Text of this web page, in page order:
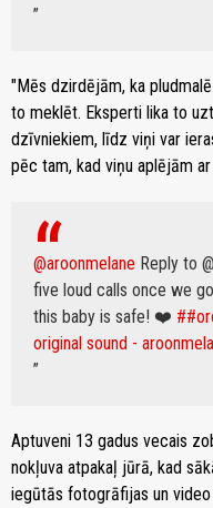
"Mēs dzirdējām, ka
to meklēt. Eksperti lika to
dzīvniekiem, līdz viņi var
pēc tam, kad viņu aplējām
@aroonmelane Reply to
five loud calls once we
this baby is safe! ❤️
original sound -
Aptuveni 13 gadus vecais
nokļuva atpakaļ jūrā, kad
iegūtās fotogrāfijas un